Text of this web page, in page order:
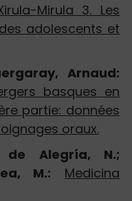
Mirula 3. Les
adolescents et
Arnaud:
basques en
partie: données
oraux.
de Alegría, N.;
M.:
Medicina